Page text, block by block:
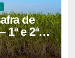
de
1ª e 2ª